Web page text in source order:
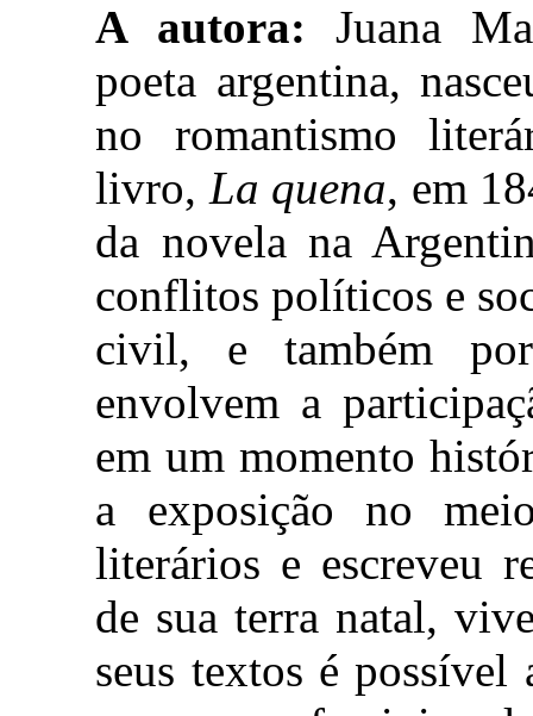
A autora: Juana
poeta argentina,
no romantismo
livro, La quena, em
da novela na
conflitos políticos e
civil, e também
envolvem a
em um momento
a exposição no
literários e escreveu
de sua terra natal,
seus textos é